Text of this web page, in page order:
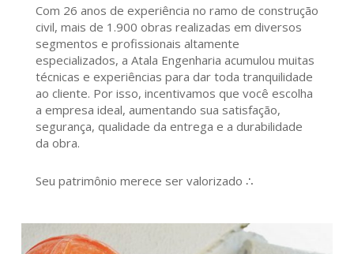
Com 26 anos de experiência no ramo de construção
civil, mais de 1.900 obras realizadas em diversos
segmentos e profissionais altamente
especializados, a Atala Engenharia acumulou muitas
técnicas e experiências para dar toda tranquilidade
ao cliente. Por isso, incentivamos que você escolha
a empresa ideal, aumentando sua satisfação,
segurança, qualidade da entrega e a durabilidade
da obra.
Seu patrimônio merece ser valorizado ∴